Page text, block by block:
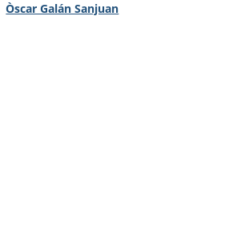
Òscar Galán Sanjuan